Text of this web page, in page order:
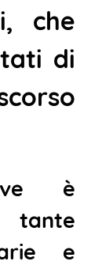
che
di
è
tante
e